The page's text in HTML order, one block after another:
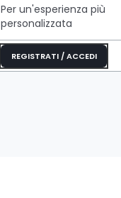
Per un'esperienza più
personalizzata
REGISTRATI / ACCEDI